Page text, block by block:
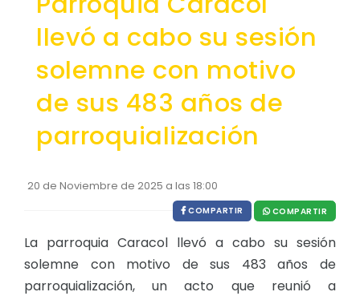
EJECUCIÓN PRESUPUESTARIA
Procesos de contratación
SOPORTE INSTITUCIONAL
Registro oficiales de creación parroquiales
llevó a cabo su sesión
solemne con motivo
de sus 483 años de
parroquialización
20 de Noviembre de 2025 a las 18:00
COMPARTIR COMPARTIR
La parroquia Caracol llevó a cabo su sesión
solemne con motivo de sus 483 años de
parroquialización, un acto que reunió a